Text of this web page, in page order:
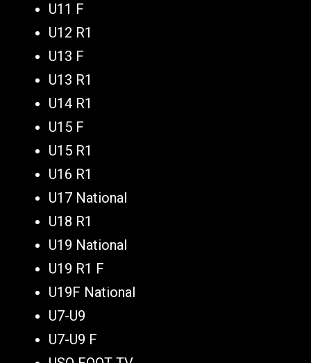
U11 F
U12 R1
U13 F
U13 R1
U14 R1
U15 F
U15 R1
U16 R1
U17 National
U18 R1
U19 National
U19 R1 F
U19F National
U7-U9
U7-U9 F